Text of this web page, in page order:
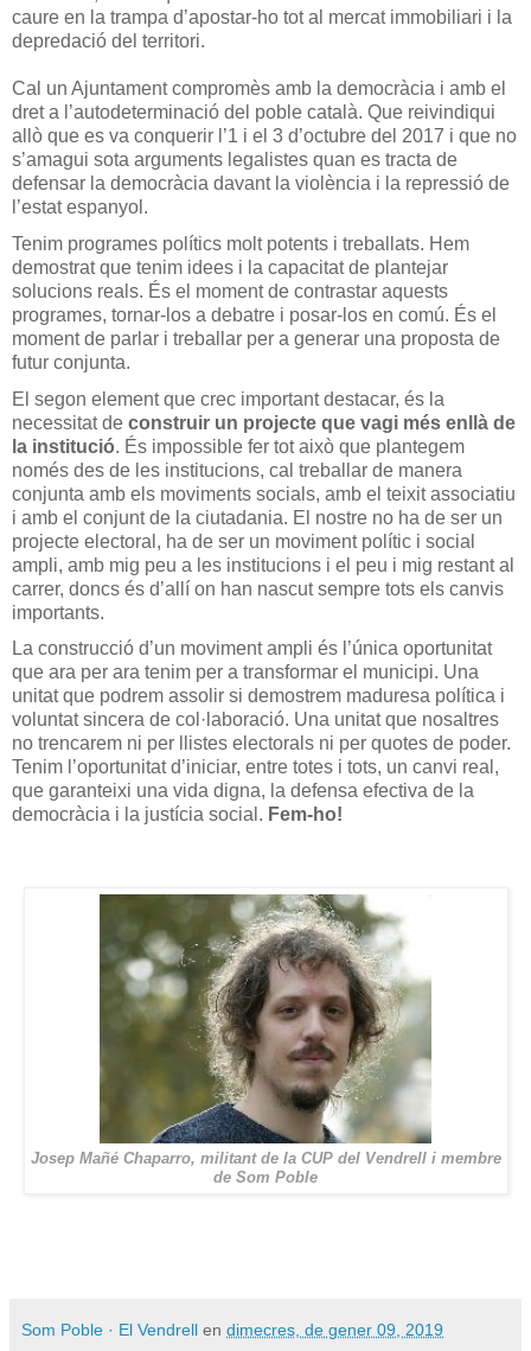
caure en la trampa d’apostar-ho tot al mercat immobiliari i la
depredació del territori.
Cal un Ajuntament compromès amb la democràcia i amb el
dret a l’autodeterminació del poble català. Que reivindiqui
allò que es va conquerir l’1 i el 3 d’octubre del 2017 i que no
s’amagui sota arguments legalistes quan es tracta de
defensar la democràcia davant la violència i la repressió de
l’estat espanyol.
Tenim programes polítics molt potents i treballats. Hem
demostrat que tenim idees i la capacitat de plantejar
solucions reals. És el moment de contrastar aquests
programes, tornar-los a debatre i posar-los en comú. És el
moment de parlar i treballar per a generar una proposta de
futur conjunta.
El segon element que crec important destacar, és la
necessitat de construir un projecte que vagi més enllà de
la institució. És impossible fer tot això que plantegem
només des de les institucions, cal treballar de manera
conjunta amb els moviments socials, amb el teixit associatiu
i amb el conjunt de la ciutadania. El nostre no ha de ser un
projecte electoral, ha de ser un moviment polític i social
ampli, amb mig peu a les institucions i el peu i mig restant al
carrer, doncs és d’allí on han nascut sempre tots els canvis
importants.
La construcció d’un moviment ampli és l’única oportunitat
que ara per ara tenim per a transformar el municipi. Una
unitat que podrem assolir si demostrem maduresa política i
voluntat sincera de col·laboració. Una unitat que nosaltres
no trencarem ni per llistes electorals ni per quotes de poder.
Tenim l’oportunitat d’iniciar, entre totes i tots, un canvi real,
que garanteixi una vida digna, la defensa efectiva de la
democràcia i la justícia social. Fem-ho!
Josep Mañé Chaparro, militant de la CUP del Vendrell i membre
de Som Poble
Som Poble · El Vendrell en dimecres, de gener 09, 2019